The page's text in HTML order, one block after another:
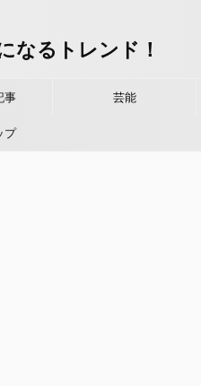
なるトレンド！
事 芸能
プ